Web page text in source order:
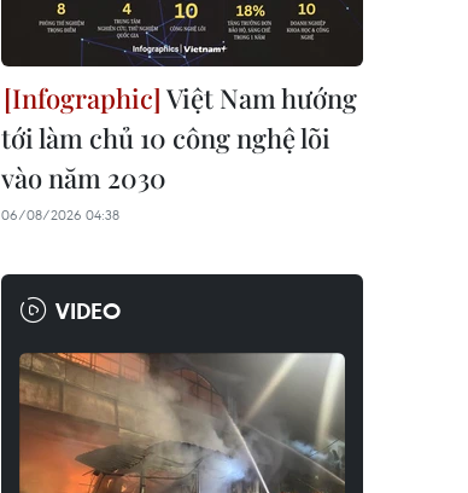
Việt Nam hướng
tới làm chủ 10 công nghệ lõi
vào năm 2030
06/08/2026 04:38
VIDEO